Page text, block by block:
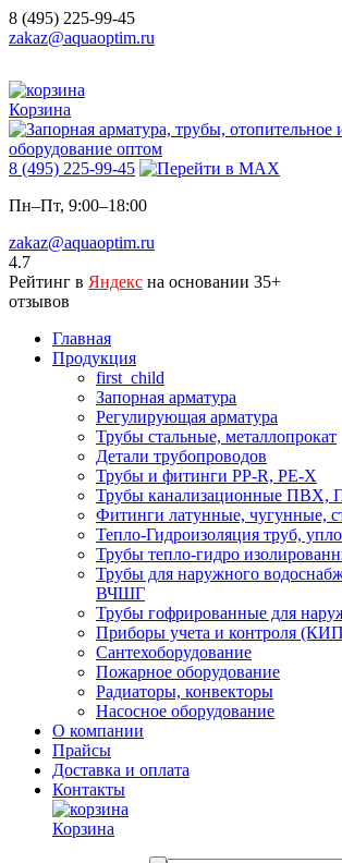
8 (495) 225-99-45
zakaz@aquaoptim.ru
Корзина
8 (495) 225-99-45
Пн–Пт, 9:00–18:00
zakaz@aquaoptim.ru
4.7
Рейтинг в Яндекс на основании 35+
отзывов
Главная
Продукция
first_child
Запорная арматура
Регулирующая арматура
Трубы стальные, металлопрокат
Детали трубопроводов
Трубы и фитинги PP-R, PE-X
Трубы канализационные ПВХ,
Фитинги латунные, чугунные,
Тепло-Гидроизоляция труб,
Трубы тепло-гидро
Трубы для наружного
ВЧШГ
Трубы гофрированные для
Приборы учета и контроля
Сантехоборудование
Пожарное оборудование
Радиаторы, конвекторы
Насосное оборудование
О компании
Прайсы
Доставка и оплата
Контакты
Корзина